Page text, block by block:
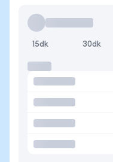
15dk 30dk